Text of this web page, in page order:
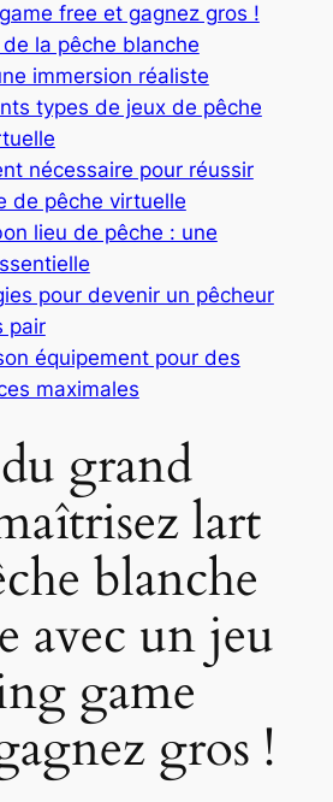
free et gagnez gros !
la pêche blanche
immersion réaliste
types de jeux de pêche
nécessaire pour réussir
de pêche virtuelle
lieu de pêche : une
pour devenir un pêcheur
pair
équipement pour des
maximales
grand
lart
blanche
avec un jeu
game
gros !